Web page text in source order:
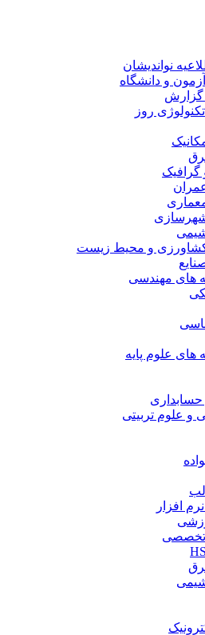
نواندیشان
و دانشگاه
روز
و محیط زیست
مهندسی
علوم پایه
تربیتی